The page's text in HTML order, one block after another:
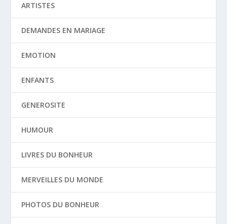
ARTISTES
DEMANDES EN MARIAGE
EMOTION
ENFANTS
GENEROSITE
HUMOUR
LIVRES DU BONHEUR
MERVEILLES DU MONDE
PHOTOS DU BONHEUR